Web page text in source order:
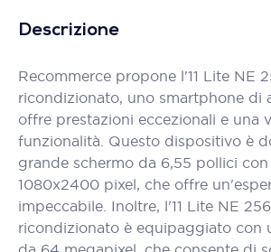
Descrizione
Recommerce propone l'11 Lite NE
ricondizionato, uno smartphone di
offre prestazioni eccezionali e una
funzionalità. Questo dispositivo è
grande schermo da 6,55 pollici
1080x2400 pixel, che offre
impeccabile. Inoltre, l'11 Lite NE
ricondizionato è equipaggiato con